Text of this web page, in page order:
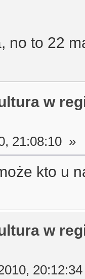
no to 22
w
21:08:10 »
kto u
w